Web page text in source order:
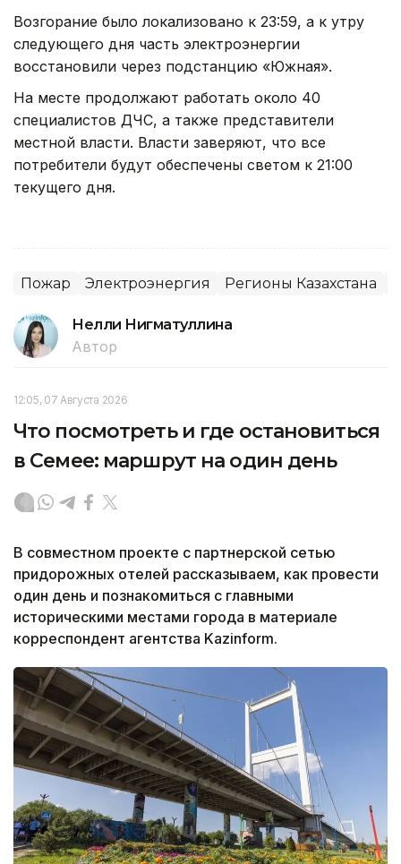
Возгорание было локализовано к 23:59, а к утру
следующего дня часть электроэнергии
восстановили через подстанцию «Южная».
На месте продолжают работать около 40
специалистов ДЧС, а также представители
местной власти. Власти заверяют, что все
потребители будут обеспечены светом к 21:00
текущего дня.
Пожар Электроэнергия Регионы Казахстана
Нелли Нигматуллина
Автор
12:05, 07 Августа 2026
Что посмотреть и где остановиться
в Семее: маршрут на один день
В совместном проекте с партнерской сетью
придорожных отелей рассказываем, как провести
один день и познакомиться с главными
историческими местами города в материале
корреспондент агентства Kazinform.